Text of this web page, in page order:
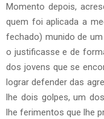
Momento depois,
quem foi aplicada a
fechado) munido de
o justificasse e de
dos jovens que se
lograr defender das
lhe dois golpes, um
lhe ferimentos que lhe